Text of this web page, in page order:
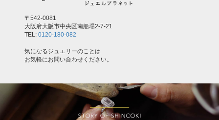
〒542-0081
大阪府大阪市中央区南船場2-7-21
TEL: 0120-180-082
気になるジュエリーのことは
お気軽にお問い合わせください。